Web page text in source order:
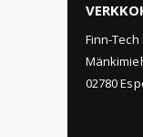
Finn-
02780